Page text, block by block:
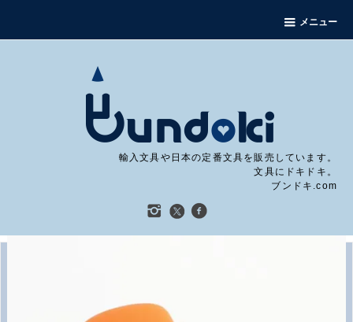
メニュー
輸入文具や日本の定番文具を販売しています。
文具にドキドキ。
ブンドキ.com